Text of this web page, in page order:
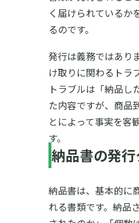
く届けられているか
るのです。
発行は義務ではあり
け取りに関わるトラ
トラブルは「納品し
た内容ですが、商品
とによって事実を客
す。
納品書の発
納品書は、基本的に
れる書類です。納品